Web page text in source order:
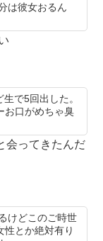
は彼女おるん
で5回出した。
お口がめちゃ臭
会ってきたんだ
けどこのご時世
性とか絶対有り